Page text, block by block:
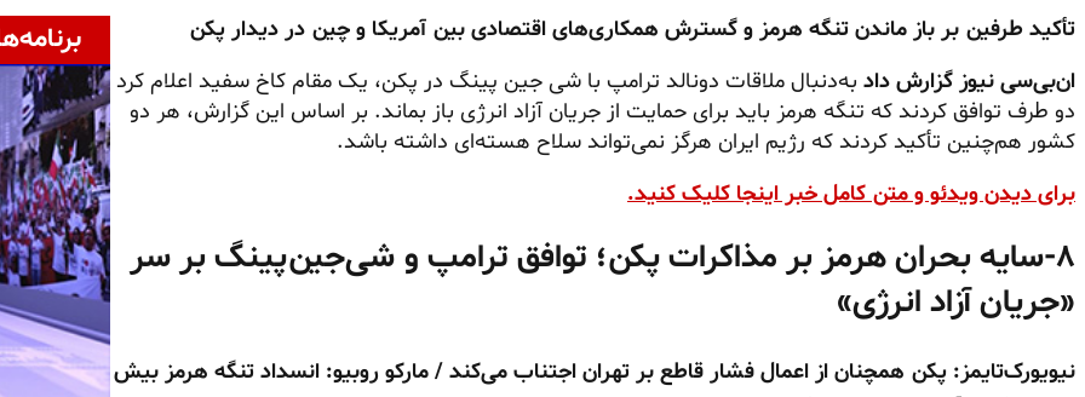
تأکید طرفین بر باز ماندن تنگه هرمز و گسترش همکاری‌های اقتصادی بین آمریکا و چین در دیدار پکن
ان‌بی‌سی نیوز گزارش داد به‌دنبال ملاقات دونالد ترامپ با شی جین پینگ در پکن، یک مقام کاخ سفید اعلام کرد
دو طرف توافق کردند که تنگه هرمز باید برای حمایت از جریان آزاد انرژی باز بماند. بر اساس این گزارش، هر دو
کشور هم‌چنین تأکید کردند که رژیم ایران هرگز نمی‌تواند سلاح هسته‌ای داشته باشد.
برای دیدن ویدئو و متن کامل خبر اینجا کلیک کنید.
۸- سایه بحران هرمز بر مذاکرات پکن؛ توافق ترامپ و شی‌جین‌پینگ بر سر
«جریان آزاد انرژی»
نیویورک‌تایمز: پکن همچنان از اعمال فشار قاطع بر تهران اجتناب می‌کند / مارکو روبیو: انسداد تنگه هرمز بیش